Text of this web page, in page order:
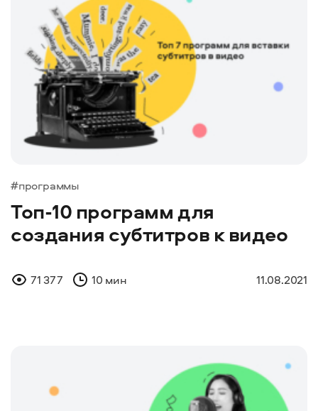
#программы
Топ-10 программ для
создания субтитров к видео
71 377 10 мин 11.08.2021